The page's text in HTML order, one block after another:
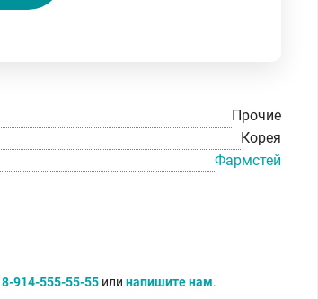
Прочие
Корея
Фармстей
8-914-555-55-55 или напишите нам.